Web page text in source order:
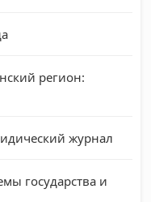
регион:
журнал
государства и